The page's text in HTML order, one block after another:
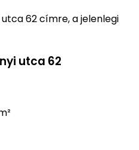
62 címre, a jelenlegi
utca 62